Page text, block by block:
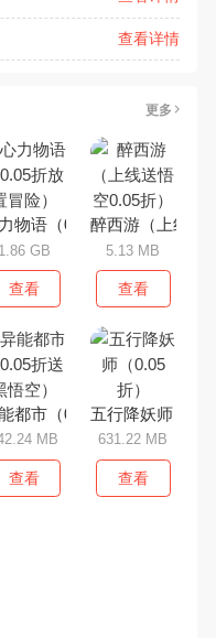
查看详情
更多
折极限畅玩）
物语（0.05折放置冒险）
1.86 GB
查看
醉西游（上线送
5.13 MB
查看
都市（0.05折送黑悟空）
MB
查看
五行降妖师（
631.22 MB
查看
利送充）